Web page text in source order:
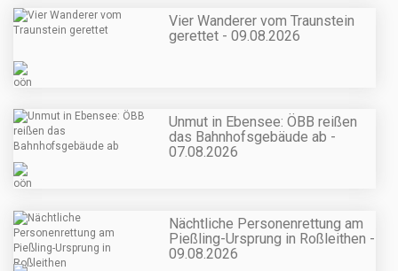
Vier Wanderer vom Traunstein
gerettet - 09.08.2026
Unmut in Ebensee: ÖBB reißen
das Bahnhofsgebäude ab -
07.08.2026
Nächtliche Personenrettung am
Pießling-Ursprung in Roßleithen -
09.08.2026